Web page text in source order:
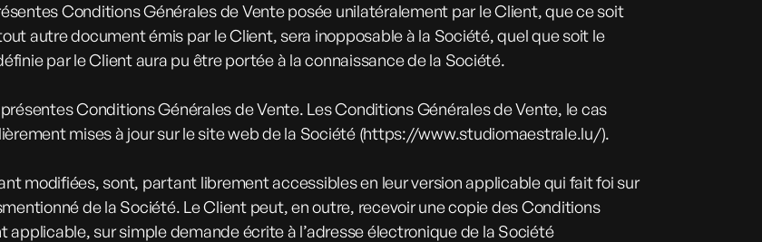
Conditions Générales de Vente posée unilatéralement par le Client, que ce soit
autre document émis par le Client, sera inopposable à la Société, quel que soit le
par le Client aura pu être portée à la connaissance de la Société.
Conditions Générales de Vente. Les Conditions Générales de Vente, le cas
mises à jour sur le site web de la Société (https://www.studiomaestrale.lu/).
modifiées, sont, partant librement accessibles en leur version applicable qui fait foi sur
de la Société. Le Client peut, en outre, recevoir une copie des Conditions
applicable, sur simple demande écrite à l’adresse électronique de la Société